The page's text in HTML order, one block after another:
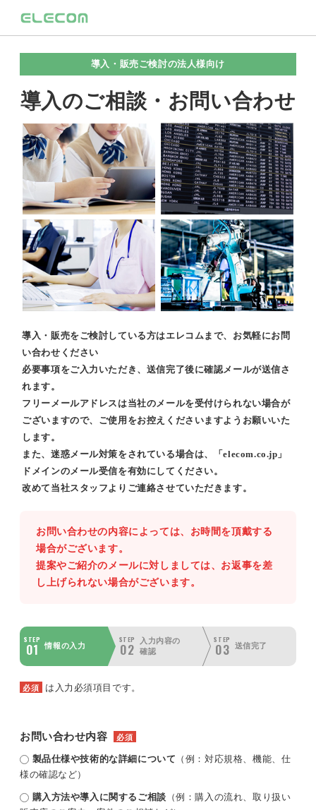
導入・販売ご検討の法人様向け
導入のご相談・お問い合わせ
導入・販売をご検討している方はエレコムまで、お気軽にお問
い合わせください
必要事項をご入力いただき、送信完了後に確認メールが送信さ
れます。
フリーメールアドレスは当社のメールを受付けられない場合が
ございますので、ご使用をお控えくださいますようお願いいた
します。
また、迷惑メール対策をされている場合は、「elecom.co.jp」
ドメインのメール受信を有効にしてください。
改めて当社スタッフよりご連絡させていただきます。
お問い合わせの内容によっては、お時間を頂戴する
場合がございます。
提案やご紹介のメールに対しましては、お返事を差
し上げられない場合がございます。
STEP
01 情報の入力
STEP
02
入力内容の
確認
STEP
03 送信完了
必須 は入力必須項目です。
お問い合わせ内容 必須
製品仕様や技術的な詳細について （例：対応規格、機能、仕
様の確認など）
購入方法や導入に関するご相談 （例：購入の流れ、取り扱い